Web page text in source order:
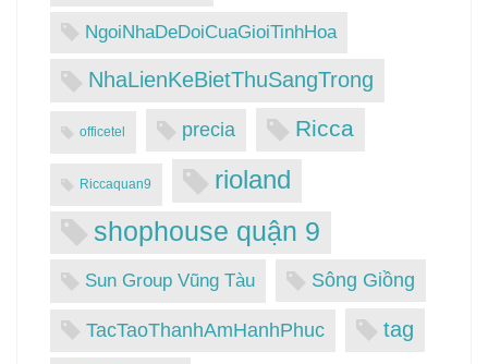
NgoiNhaDeDoiCuaGioiTinhHoa
NhaLienKeBietThuSangTrong
officetel precia Ricca
Riccaquan9
rioland
shophouse quận 9
Sun Group Vũng Tàu Sông Giồng
TacTaoThanhAmHanhPhuc tag